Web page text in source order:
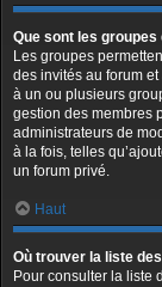
Que sont les groupes
Les groupes
des invités au forum
à un ou plusieurs
gestion des membres
administrateurs de
à la fois, telles
un forum privé.
Haut
Où trouver la liste
Pour consulter la liste